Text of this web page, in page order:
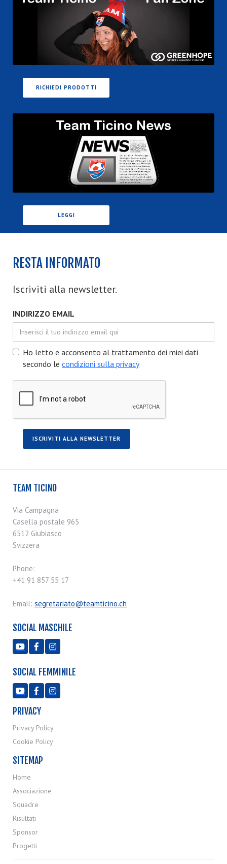
RICHIEDI PRODOTTI
LEGGI
RESTA INFORMATO
Iscriviti alla newsletter.
INDIRIZZO EMAIL
Ho letto e acconsento al trattamento dei miei dati
secondo le condizioni sulla privacy
TEAM TICINO
Via Campagna
Casella postale 965
6512 Giubiasco
Svizzera
Phone:
+41 91 857 55 17
Email: segretariato@teamticino.ch
SOCIAL MASCHILE
  
SOCIAL FEMMINILE
  
PRIVACY
Privacy Policy
Cookie Policy
SITEMAP
Home
Associazione
Squadre
Risultati
Sponsor
Progetti